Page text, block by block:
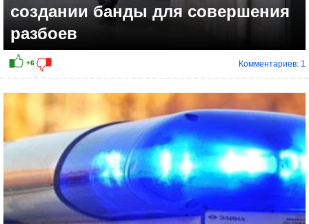
создании банды для совершения
разбоев
Комментариев: 1